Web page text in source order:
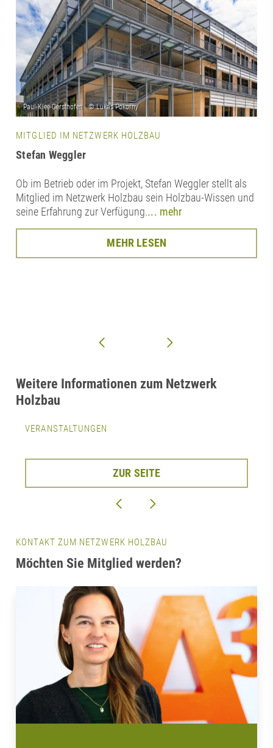
MITGLIED IM NETZWERK HOLZBAU
Stefan Weggler
Ob im Betrieb oder im Projekt, Stefan Weggler stellt als
Mitglied im Netzwerk Holzbau sein Holzbau-Wissen und
seine Erfahrung zur Verfügung.... mehr
MEHR LESEN
Weitere Informationen zum Netzwerk
Holzbau
VERANSTALTUNGEN
ZUR SEITE
KONTAKT ZUM NETZWERK HOLZBAU
Möchten Sie Mitglied werden?